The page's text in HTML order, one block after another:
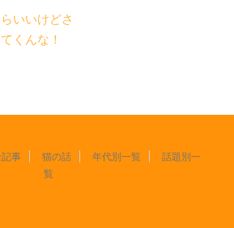
いいけどさ
くんな！
記事 猫の話 年代別一覧
話題別一
覧